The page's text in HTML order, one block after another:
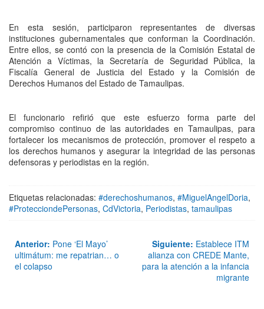
En esta sesión, participaron representantes de diversas
instituciones gubernamentales que conforman la Coordinación.
Entre ellos, se contó con la presencia de la Comisión Estatal de
Atención a Víctimas, la Secretaría de Seguridad Pública, la
Fiscalía General de Justicia del Estado y la Comisión de
Derechos Humanos del Estado de Tamaulipas.
El funcionario refirió que este esfuerzo forma parte del
compromiso continuo de las autoridades en Tamaulipas, para
fortalecer los mecanismos de protección, promover el respeto a
los derechos humanos y asegurar la integridad de las personas
defensoras y periodistas en la región.
Etiquetas relacionadas: #derechoshumanos, #MiguelAngelDoria,
#ProtecciondePersonas, CdVictoria, Periodistas, tamaulipas
Anterior: Pone ‘El Mayo’
ultimátum: me repatrian… o
el colapso
Siguiente: Establece ITM
alianza con CREDE Mante,
para la atención a la infancia
migrante